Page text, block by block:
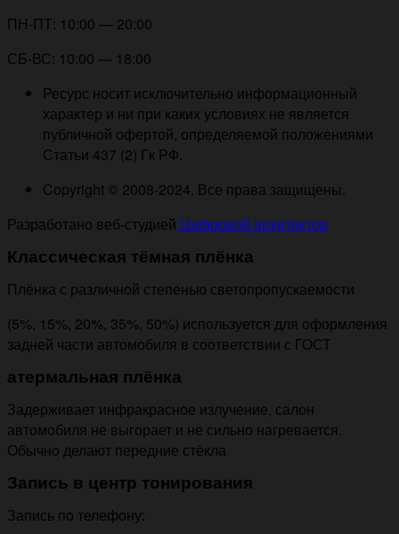
ПН-ПТ: 10:00 — 20:00
СБ-ВС: 10:00 — 18:00
Ресурс носит исключительно информационный
характер и ни при каких условиях не является
публичной офертой, определяемой положениями
Статьи 437 (2) Гк РФ.
Copyright © 2008-2024. Все права защищены.
Разработано веб-студией Цифровой архитектор
Классическая тёмная плёнка
Плёнка с различной степенью светопропускаемости
(5%, 15%, 20%, 35%, 50%) используется для оформления
задней части автомобиля в соответствии с ГОСТ
атермальная плёнка
Задерживает инфракрасное излучение, салон
автомобиля не выгорает и не сильно нагревается.
Обычно делают передние стёкла
Запись в центр тонирования
Запись по телефону: